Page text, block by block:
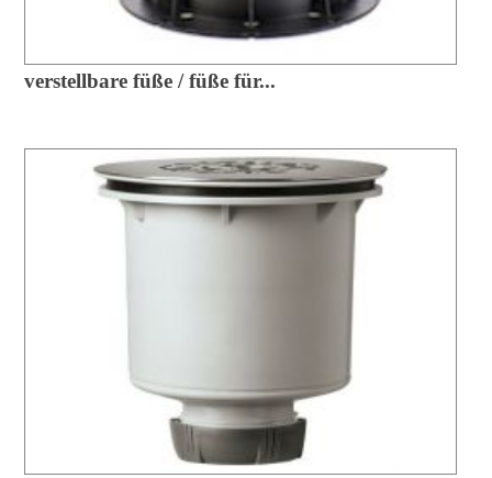
verstellbare füße / füße für...